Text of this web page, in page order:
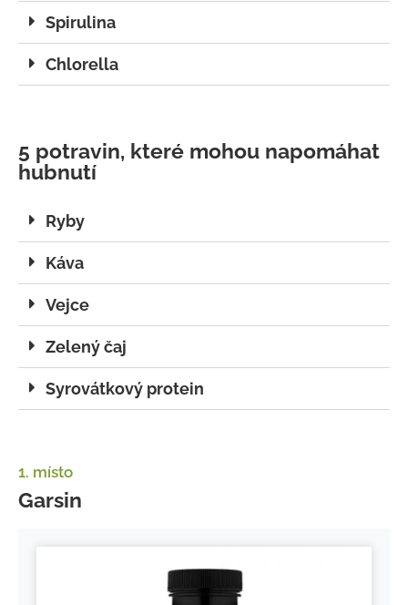
Spirulina
Chlorella
5 potravin, které mohou napomáhat
hubnutí
Ryby
Káva
Vejce
Zelený čaj
Syrovátkový protein
1. místo
Garsin